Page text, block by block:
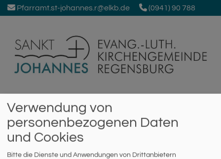
Direkt
zum
Pfarramt.st-johannes.r@elkb.de (0941) 90 788
Johanneskirche Regensburg
Hauptnavigation
Verwendung von
personenbezogenen Daten
und Cookies
Bitte die Dienste und Anwendungen von Drittanbietern